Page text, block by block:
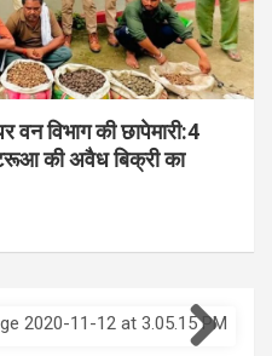
वन विभाग की छापेमारी:4
की अवैध बिक्री का
at 3.05.15 PM (1)